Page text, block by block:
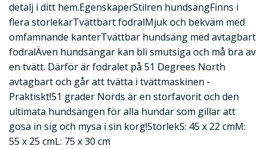
detalj i ditt hem.EgenskaperStilren hundsängFinns i
flera storlekarTvättbart fodralMjuk och bekväm med
omfamnande kanterTvättbar hundsäng med avtagbart
fodralÄven hundsängar kan bli smutsiga och må bra av
en tvätt. Därför är fodralet på 51 Degrees North
avtagbart och går att tvätta i tvättmaskinen -
Praktiskt!51 grader Nords är en storfavorit och den
ultimata hundsängen för alla hundar som gillar att
gosa in sig och mysa i sin korg!StorlekS: 45 x 22 cmM:
55 x 25 cmL: 75 x 30 cm